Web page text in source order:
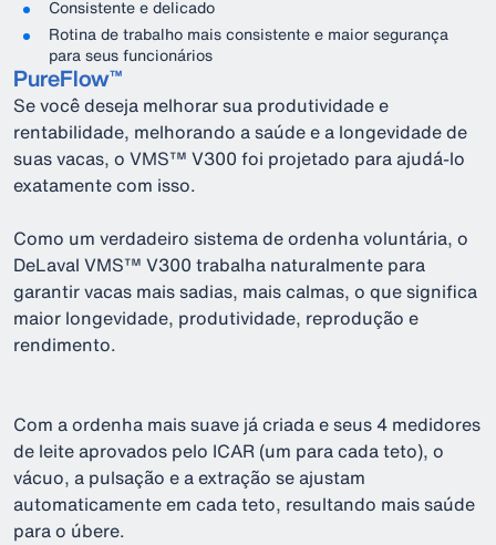
Consistente e delicado
Rotina de trabalho mais consistente e maior segurança
para seus funcionários
PureFlow™
Se você deseja melhorar sua produtividade e
rentabilidade, melhorando a saúde e a longevidade de
suas vacas, o VMS™ V300 foi projetado para ajudá-lo
exatamente com isso.
Como um verdadeiro sistema de ordenha voluntária, o
DeLaval VMS™ V300 trabalha naturalmente para
garantir vacas mais sadias, mais calmas, o que significa
maior longevidade, produtividade, reprodução e
rendimento.
Com a ordenha mais suave já criada e seus 4 medidores
de leite aprovados pelo ICAR (um para cada teto), o
vácuo, a pulsação e a extração se ajustam
automaticamente em cada teto, resultando mais saúde
para o úbere.